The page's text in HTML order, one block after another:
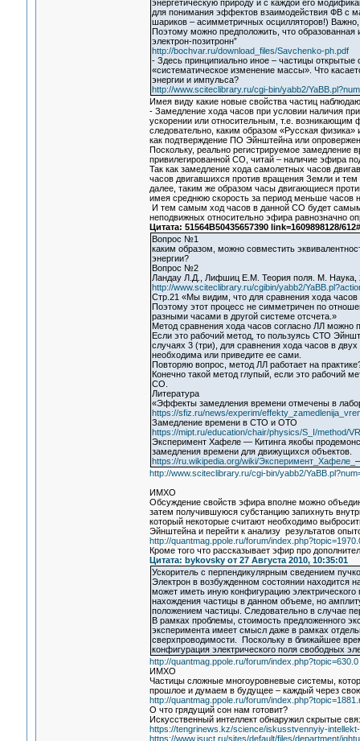
энергетическую природу и с каждой его
для понимания эффектов взаимодействия ФВ с
шариков – асимметричных осцилляторов!)
Поэтому можно предположить, что
электрон-позитронн”
http://bochvar.ru/download_files/Savchenko-ph.pdf
- Здесь принципиально иное – частицы
«систематическое изменение массы». Что
энергии и импульса?
http://www.sciteclibrary.ru/cgi-bin/yabb2/
Имея виду какие новые свойства частиц
- Замедление хода часов при условии наличия
ускорении или относительным, т.е. возникающим
следовательно, каким образом «Русская физика»
как подтверждение ПО Эйнштейна или
Поскольку, реально регистрируемое замедление
привилегированной СО, читай – наличие эфира
Так как замедление хода самолетных часов
часов двигавшихся против вращения Земли и
далее, таким же образом часы двигающиеся
имея среднюю скорость за период меньше часов
И тем самым ход часов в данной СО будет
неподвижных относительно эфира равнозначно
Цитата: 51564B50435657390 link=1609898128/
Вопрос №1
каким образом, можно совместить
энергии?
Вопрос №2
Ландау Л.Д., Лифшиц Е.М. Теория поля. М. Наука,
http://www.sciteclibrary.ru/cgibin/yabb2/
Стр.21 «Мы видим, что для сравнения хода часов
Поэтому этот процесс не симметричен по
разными часами в другой системе отсчета.»
Метод сравнения хода часов согласно ЛЛ можно
Если это рабочий метод, то пользуясь СТО
случаях 3 (три), для сравнения хода часов в
необходима или приведите ее сами.
Повторяю вопрос, метод ЛЛ работает на
Конечно такой метод глупый, если это рабочий
СО.
Литература
«Эффекты замедления времени отмечены в
https://sfiz.ru/news/experim/
Замедление времени в СТО и ОТО
https://mipt.ru/education/chair/physics/S_I/method/
Эксперимент Хафеле — Китинга якобы
замедления времени для движущихся объектов.
https://ru.wikipedia.org/wiki/Эксперимент_Хафеле_
http://www.sciteclibrary.ru/cgi-bin/yabb2/
ИМХО
Обсуждение свойств эфира вполне можно
затем получившуюся субстанцию запихнуть
который некоторые считают необходимо
Эйнштейна и перейти к анализу результатов
http://quantmag.ppole.ru/forum/
Кроме того что рассказывает эфир про
Цитата: bykovsky от 27 Августа 2010, 10:35:01
Ускоритель с перпендикулярным сведением
Электрон в возбужденном состоянии находится
может иметь иную конфигурацию
нахождения частицы в данном объеме, но
положением частицы. Следовательно в случае
В рамках проблемы, стоимость предложенного
эксперимента имеет смысл даже в рамках
сверхпроводимости. Поскольку в ближайшее
конфигурация электрического поля свободных
http://quantmag.ppole.ru/forum/index.php?topic=630.0
ИМХО
Частицы сложные многоуровневые системы,
прошлое и думаем в будущее – каждый через
http://quantmag.ppole.ru/forum/
О что грядущий сон нам готовит?
Искусственный интеллект обнаружил скрытые
https://tengrinews.kz/science/iskusstvennyiy-
https://www.isuct.ru/sites/default/files/department/